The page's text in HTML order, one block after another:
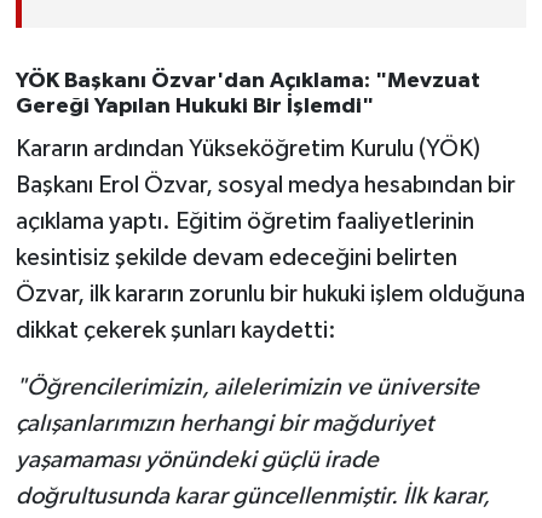
YÖK Başkanı Özvar'dan Açıklama: "Mevzuat
Gereği Yapılan Hukuki Bir İşlemdi"
Kararın ardından Yükseköğretim Kurulu (YÖK)
Başkanı Erol Özvar, sosyal medya hesabından bir
açıklama yaptı. Eğitim öğretim faaliyetlerinin
kesintisiz şekilde devam edeceğini belirten
Özvar, ilk kararın zorunlu bir hukuki işlem olduğuna
dikkat çekerek şunları kaydetti:
"Öğrencilerimizin, ailelerimizin ve üniversite
çalışanlarımızın herhangi bir mağduriyet
yaşamaması yönündeki güçlü irade
doğrultusunda karar güncellenmiştir. İlk karar,